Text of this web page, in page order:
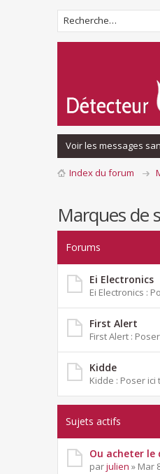
Voir les messages
Index du forum
Marques de
Forums
Ei Electronics
Ei Electronics :
First Alert
First Alert :
Kidde
Kidde : Poser
Sujets actifs
Ou acheter le
parjulien » Mar